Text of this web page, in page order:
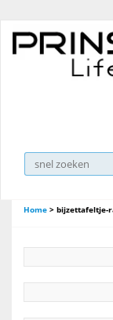
Home > bijzettafeltje-